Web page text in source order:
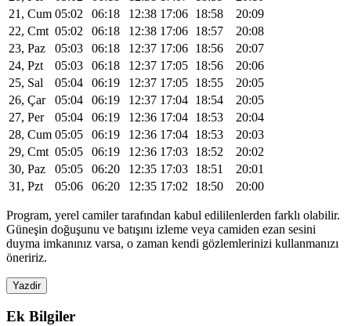
21, Cum 05:02 06:18 12:38 17:06 18:58
20:09
22, Cmt 05:02 06:18 12:38 17:06 18:57
20:08
23, Paz
05:03 06:18 12:37 17:06 18:56
20:07
24, Pzt
05:03 06:18 12:37 17:05 18:56
20:06
25, Sal
05:04 06:19 12:37 17:05 18:55
20:05
26, Çar
05:04 06:19 12:37 17:04 18:54
20:05
27, Per
05:04 06:19 12:36 17:04 18:53
20:04
28, Cum 05:05 06:19 12:36 17:04 18:53
20:03
29, Cmt 05:05 06:19 12:36 17:03 18:52
20:02
30, Paz
05:05 06:20 12:35 17:03 18:51
20:01
31, Pzt
05:06 06:20 12:35 17:02 18:50 20:00
Program, yerel camiler tarafından kabul edililenlerden farklı olabilir.
Güneşin doğuşunu ve batışını izleme veya camiden ezan sesini
duyma imkanınız varsa, o zaman kendi gözlemlerinizi kullanmanızı
öneririz.
Yazdir
Ek Bilgiler